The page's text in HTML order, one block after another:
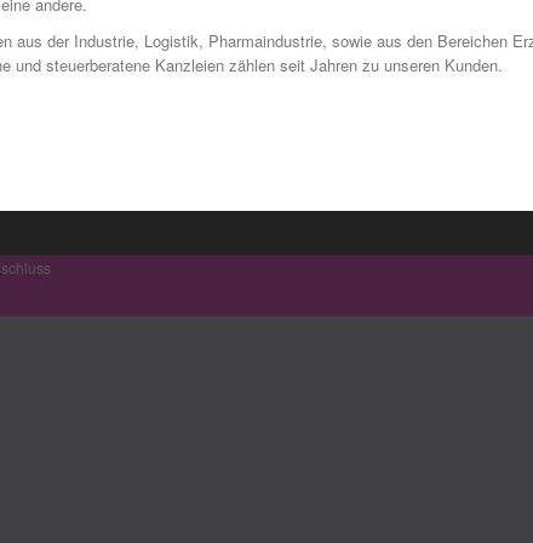
aus der Industrie, Logistik, Pharmaindustrie, sowie aus den Bereichen
und steuerberatene Kanzleien zählen seit Jahren zu unseren Kunden.